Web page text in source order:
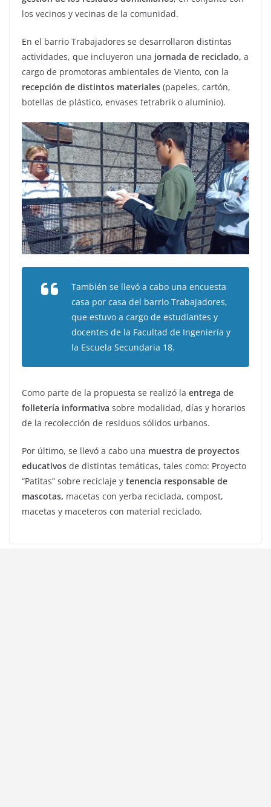
los vecinos y vecinas de la comunidad.
En el barrio Trabajadores se desarrollaron distintas
actividades, que incluyeron una jornada de reciclado, a
cargo de promotoras ambientales de Viento, con la
recepción de distintos materiales (papeles, cartón,
botellas de plástico, envases tetrabrik o aluminio).
También se llevó a cabo una encuesta
casa por casa del barrio Trabajadores,
que estuvo a cargo de estudiantes y
docentes de la Facultad de Ingeniería y
la Escuela Secundaria 18.
Como parte de la propuesta se realizó la entrega de
folletería informativa sobre modalidad, días y horarios
de la recolección de residuos sólidos urbanos.
Por último, se llevó a cabo una muestra de proyectos
educativos de distintas temáticas, tales como: Proyecto
“Patitas” sobre reciclaje y tenencia responsable de
mascotas, macetas con yerba reciclada, compost,
macetas y maceteros con material reciclado.